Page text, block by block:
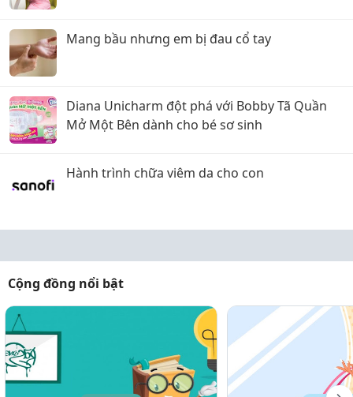
Mang bầu nhưng em bị đau cổ tay
Diana Unicharm đột phá với Bobby Tã Quần
Mở Một Bên dành cho bé sơ sinh
Hành trình chữa viêm da cho con
Cộng đồng nổi bật